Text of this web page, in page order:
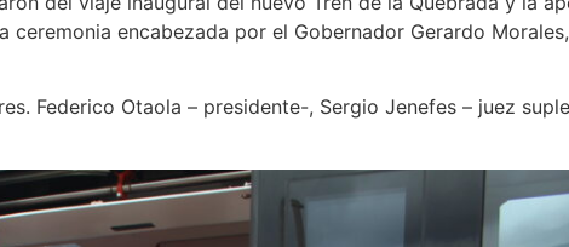
ceremonia encabezada por el Gobernador Gerardo
Federico Otaola – presidente-, Sergio Jenefes – juez